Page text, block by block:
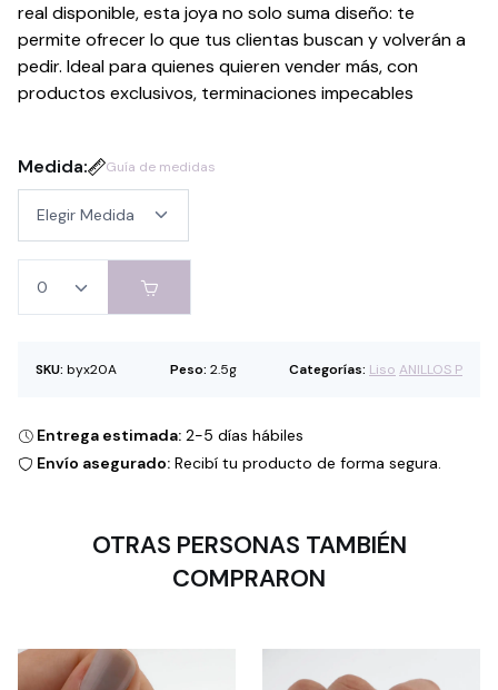
real disponible, esta joya no solo suma diseño: te
permite ofrecer lo que tus clientas buscan y volverán a
pedir. Ideal para quienes quieren vender más, con
productos exclusivos, terminaciones impecables
Medida: Guía de medidas
SKU: byx20A Peso: 2.5g Categorías: Liso ANILLOS P
Entrega estimada: 2-5 días hábiles
Envío asegurado: Recibí tu producto de forma segura.
OTRAS PERSONAS TAMBIÉN
COMPRARON